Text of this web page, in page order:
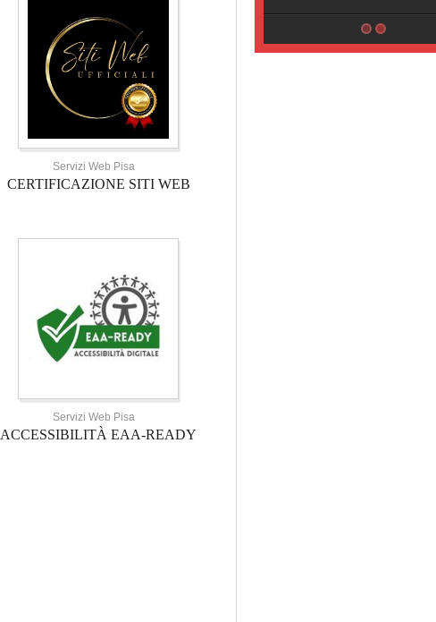
Servizi Web Pisa
CERTIFICAZIONE SITI WEB
Servizi Web Pisa
ACCESSIBILITÀ EAA-READY